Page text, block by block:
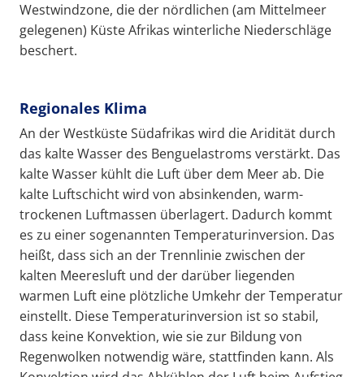
Westwindzone, die der nördlichen (am Mittelmeer
gelegenen) Küste Afrikas winterliche Niederschläge
beschert.
Regionales Klima
An der Westküste Südafrikas wird die Aridität durch
das kalte Wasser des Benguelastroms verstärkt. Das
kalte Wasser kühlt die Luft über dem Meer ab. Die
kalte Luftschicht wird von absinkenden, warm-
trockenen Luftmassen überlagert. Dadurch kommt
es zu einer sogenannten Temperaturinversion. Das
heißt, dass sich an der Trennlinie zwischen der
kalten Meeresluft und der darüber liegenden
warmen Luft eine plötzliche Umkehr der Temperatur
einstellt. Diese Temperaturinversion ist so stabil,
dass keine Konvektion, wie sie zur Bildung von
Regenwolken notwendig wäre, stattfinden kann. Als